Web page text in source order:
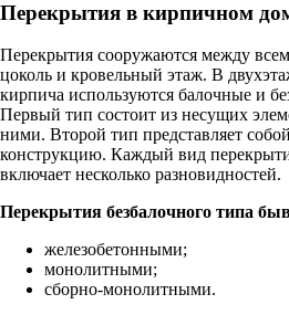
Перекрытия в кирпичном
Перекрытия сооружаются между
цоколь и кровельный этаж. В
кирпича используются балочные и
Первый тип состоит из несущих
ними. Второй тип представляет
конструкцию. Каждый вид
включает несколько разновидностей.
Перекрытия безбалочного типа
железобетонными;
монолитными;
сборно-монолитными.